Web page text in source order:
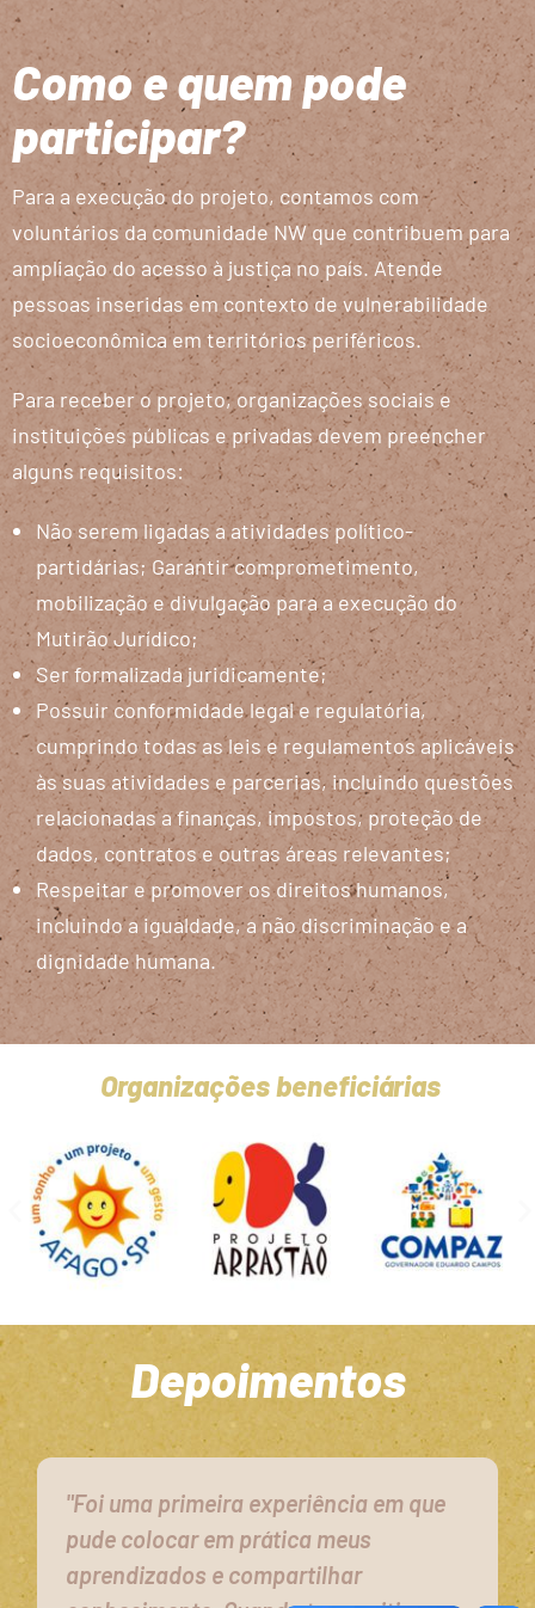
Como e quem pode
participar?
Para a execução do projeto, contamos com
voluntários da comunidade NW que contribuem para
ampliação do acesso à justiça no país. Atende
pessoas inseridas em contexto de vulnerabilidade
socioeconômica em territórios periféricos.
Para receber o projeto, organizações sociais e
instituições públicas e privadas devem preencher
alguns requisitos:
Não serem ligadas a atividades político-
partidárias; Garantir comprometimento,
mobilização e divulgação para a execução do
Mutirão Jurídico;
Ser formalizada juridicamente;
Possuir conformidade legal e regulatória,
cumprindo todas as leis e regulamentos aplicáveis
às suas atividades e parcerias, incluindo questões
relacionadas a finanças, impostos, proteção de
dados, contratos e outras áreas relevantes;
Respeitar e promover os direitos humanos,
incluindo a igualdade, a não discriminação e a
dignidade humana.
Organizações beneficiárias
Depoimentos
"Foi uma primeira experiência em que
pude colocar em prática meus
aprendizados e compartilhar